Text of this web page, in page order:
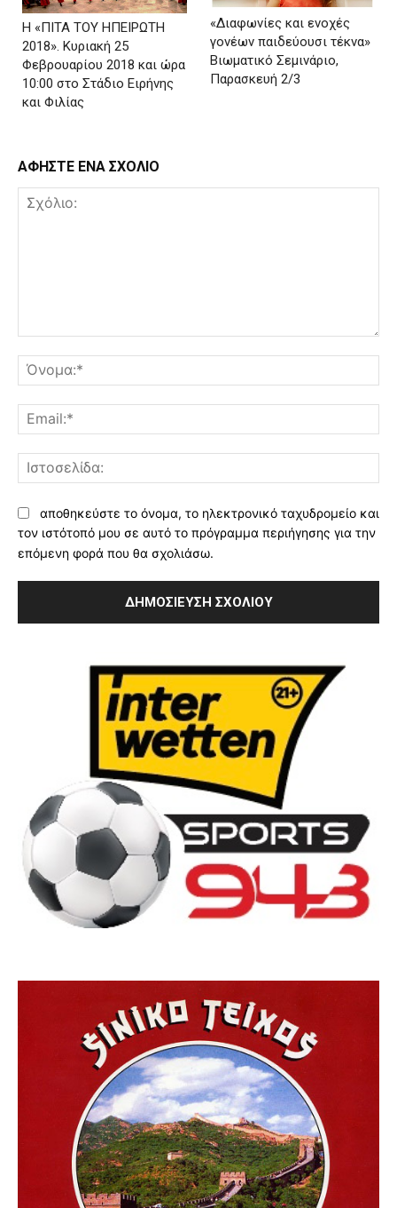
Η «ΠΙΤΑ ΤΟΥ ΗΠΕΙΡΩΤΗ
2018». Κυριακή 25
Φεβρουαρίου 2018 και ώρα
10:00 στο Στάδιο Ειρήνης
και Φιλίας
«Διαφωνίες και ενοχές
γονέων παιδεύουσι τέκνα»
Βιωματικό Σεμινάριο,
Παρασκευή 2/3
ΑΦΗΣΤΕ ΕΝΑ ΣΧΟΛΙΟ
αποθηκεύστε το όνομα, το ηλεκτρονικό ταχυδρομείο και
τον ιστότοπό μου σε αυτό το πρόγραμμα περιήγησης για την
επόμενη φορά που θα σχολιάσω.